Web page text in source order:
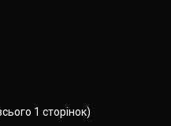
1 сторінок)